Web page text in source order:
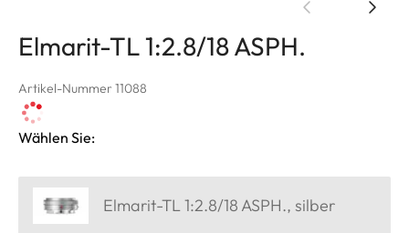
Elmarit-TL 1:2.8/18 ASPH.
Artikel-Nummer 11088
Wählen Sie:
Elmarit-TL 1:2.8/18 ASPH., silber